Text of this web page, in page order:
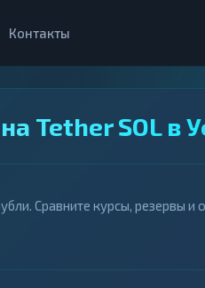
Контакты
Tether SOL в
Сравните курсы, резервы и